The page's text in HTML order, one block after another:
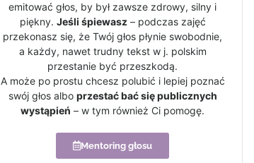
emitować głos, by był zawsze zdrowy, silny i
piękny. Jeśli śpiewasz– podczas zajęć
przekonasz się, że Twój głos płynie swobodnie,
a każdy, nawet trudny tekst w j. polskim
przestanie być przeszkodą.
A może po prostu chcesz polubić i lepiej poznać
swój głos albo przestać bać się publicznych
wystąpień – w tym również Ci pomogę.
Mentoring głosu